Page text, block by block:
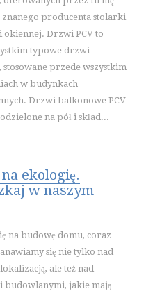
znanego producenta stolarki
Drzwi PCV to
typowe drzwi
przede wszystkim
w budynkach
Drzwi balkonowe PCV
na pół i skład...
ekologię.
w naszym
na budowę domu, coraz
się nie tylko nad
ale też nad
budowlanymi, jakie mają